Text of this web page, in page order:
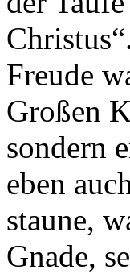
Freude
Großen
sondern
eben
staune,
Gnade,